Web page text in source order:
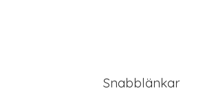
Snabblänkar